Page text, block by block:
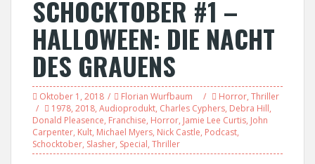
SCHOCKTOBER #1 –
HALLOWEEN: DIE NACHT
DES GRAUENS
Oktober 1, 2018 Florian Wurfbaum Horror, Thriller
1978, 2018, Audioprodukt, Charles Cyphers, Debra Hill,
Donald Pleasence, Franchise, Horror, Jamie Lee Curtis, John
Carpenter, Kult, Michael Myers, Nick Castle, Podcast,
Schocktober, Slasher, Special, Thriller